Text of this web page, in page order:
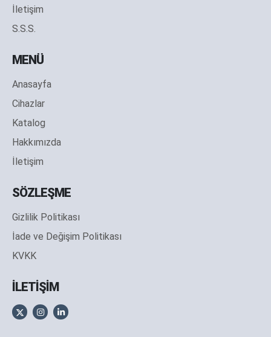
İletişim
S.S.S.
MENÜ
Anasayfa
Cihazlar
Katalog
Hakkımızda
İletişim
SÖZLEŞME
Gizlilik Politikası
İade ve Değişim Politikası
KVKK
İLETİŞİM